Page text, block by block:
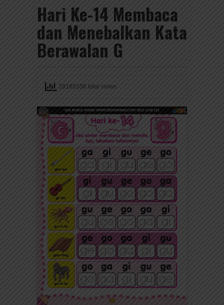
Hari Ke-14 Membaca
dan Menebalkan Kata
Berawalan G
28185556 total views